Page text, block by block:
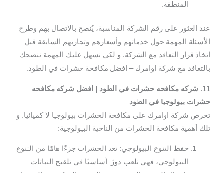
المنطقة.
عند العثور على رقم الشركة المناسبة، يُنصح بالاتصال بهم وطرح
الأسئلة المهمة حول خدماتهم وأسعارهم وتجاربهم السابقة قبل
اتخاذ قرار التعاقد مع الشركة. و لكي نسهل عليك المهمة ننصحك
بالتعاقد مع شركة اوامرك – افضل مكافحة حشرات في الطود.
11.
شركه مكافحه حشرات في الطود | افضل شركه مكافحه
حشرات بيولوجيا في الطود
تحرص شركة اوامرك على مكافحة الحشرات بيولوجيا لا كميائيا. و
تلك أهمية مكافحة الحشرات من الناحية البيولوجية:
حفظ التنوع البيولوجي: تعد الحشرات جزءًا هامًا من التنوع
البيولوجي، فهي تلعب دورًا أساسيًا في تلقيح النباتات